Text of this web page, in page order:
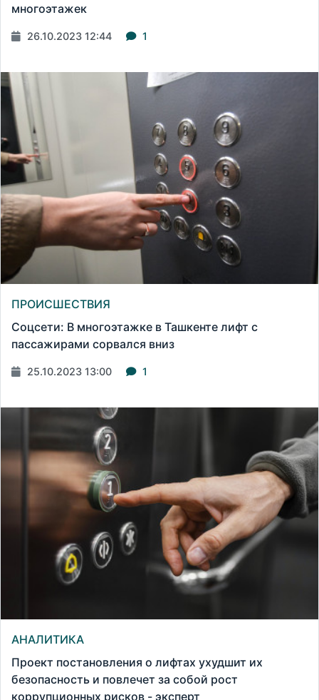
многоэтажек
26.10.2023 12:44 1
ПРОИСШЕСТВИЯ
Соцсети: В многоэтажке в Ташкенте лифт с
пассажирами сорвался вниз
25.10.2023 13:00 1
АНАЛИТИКА
Проект постановления о лифтах ухудшит их
безопасность и повлечет за собой рост
коррупционных рисков - эксперт